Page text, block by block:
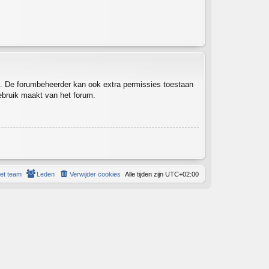
forumbeheerder kan ook extra permissies toestaan
maakt van het forum.
Alle tijden zijn UTC+02:00
Verwijder cookies
Leden
team